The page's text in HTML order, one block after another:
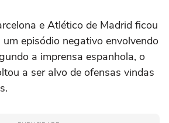
e Atlético de Madrid ficou
episódio negativo envolvendo
a imprensa espanhola, o
a ser alvo de ofensas vindas